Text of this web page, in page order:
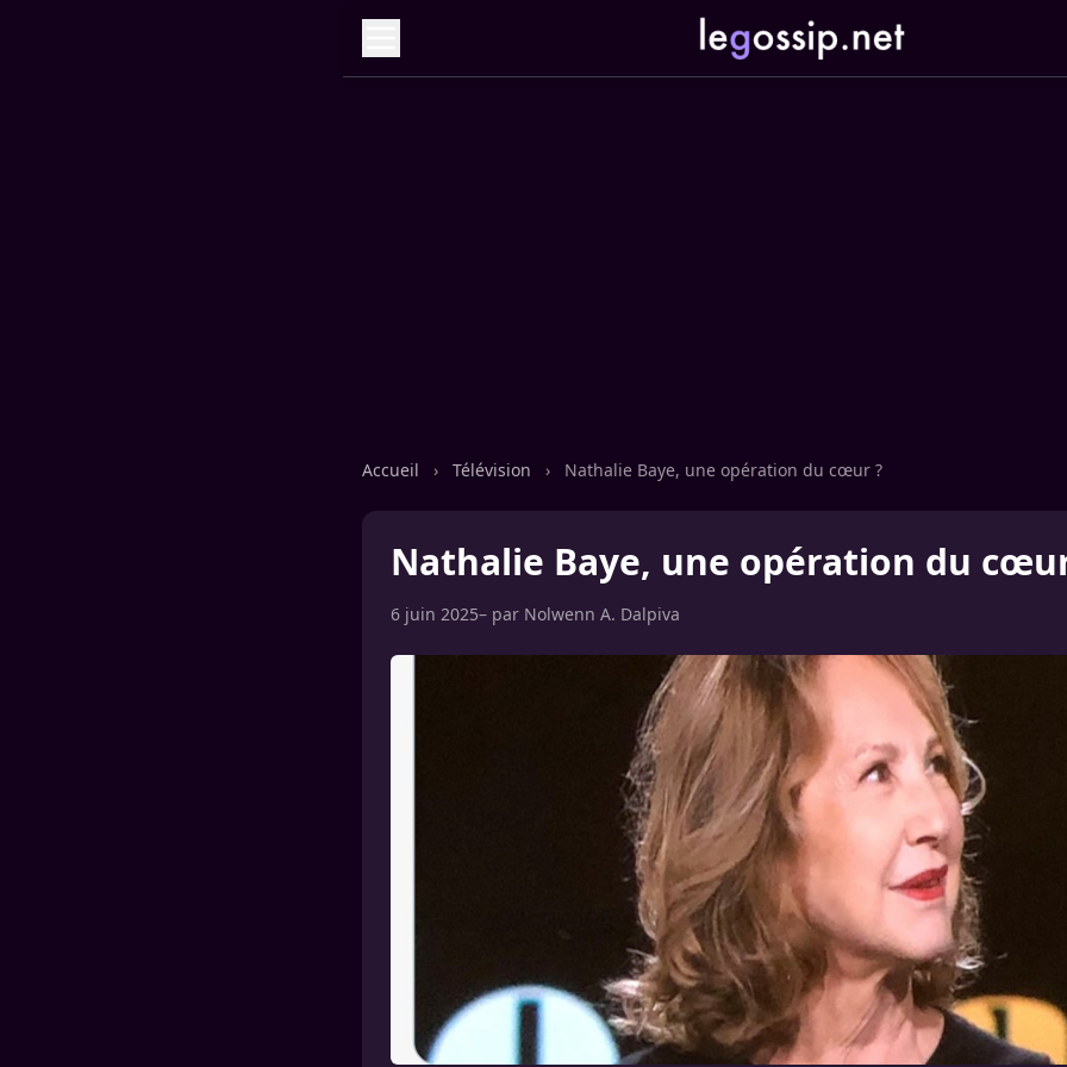
Accueil › Télévision › Nathalie Baye, une opération du cœur ?
Nathalie Baye, une opération du
6 juin 2025– par Nolwenn A. Dalpiva